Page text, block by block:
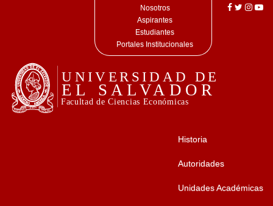
Nosotros
Aspirantes
Estudiantes
Portales Institucionales
Historia
Autoridades
Unidades Académicas